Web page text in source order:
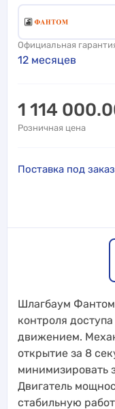
Официальная
12 месяцев
1 114
Розничная цена
Поставка под заказ
Шлагбаум
контроля
движением.
открытие за 8
минимизировать
Двигатель
стабильную